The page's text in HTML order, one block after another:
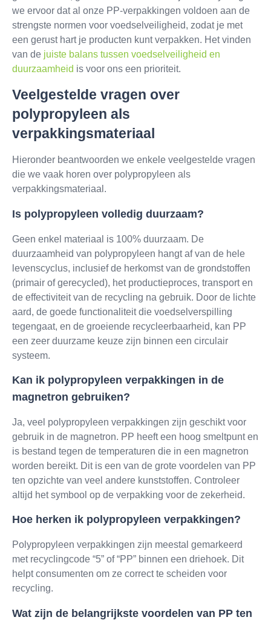
we ervoor dat al onze PP-verpakkingen voldoen aan de
strengste normen voor voedselveiligheid, zodat je met
een gerust hart je producten kunt verpakken. Het vinden
van de juiste balans tussen voedselveiligheid en
duurzaamheid is voor ons een prioriteit.
Veelgestelde vragen over
polypropyleen als
verpakkingsmateriaal
Hieronder beantwoorden we enkele veelgestelde vragen
die we vaak horen over polypropyleen als
verpakkingsmateriaal.
Is polypropyleen volledig duurzaam?
Geen enkel materiaal is 100% duurzaam. De
duurzaamheid van polypropyleen hangt af van de hele
levenscyclus, inclusief de herkomst van de grondstoffen
(primair of gerecycled), het productieproces, transport en
de effectiviteit van de recycling na gebruik. Door de lichte
aard, de goede functionaliteit die voedselverspilling
tegengaat, en de groeiende recycleerbaarheid, kan PP
een zeer duurzame keuze zijn binnen een circulair
systeem.
Kan ik polypropyleen verpakkingen in de
magnetron gebruiken?
Ja, veel polypropyleen verpakkingen zijn geschikt voor
gebruik in de magnetron. PP heeft een hoog smeltpunt en
is bestand tegen de temperaturen die in een magnetron
worden bereikt. Dit is een van de grote voordelen van PP
ten opzichte van veel andere kunststoffen. Controleer
altijd het symbool op de verpakking voor de zekerheid.
Hoe herken ik polypropyleen verpakkingen?
Polypropyleen verpakkingen zijn meestal gemarkeerd
met recyclingcode “5” of “PP” binnen een driehoek. Dit
helpt consumenten om ze correct te scheiden voor
recycling.
Wat zijn de belangrijkste voordelen van PP ten